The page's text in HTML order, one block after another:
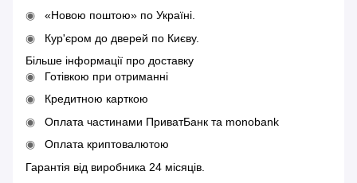
«Новою поштою» по Україні.
Кур'єром до дверей по Києву.
Більше інформації про доставку
Готівкою при отриманні
Кредитною карткою
Оплата частинами ПриватБанк та monobank
Оплата криптовалютою
Гарантія від виробника 24 місяців.